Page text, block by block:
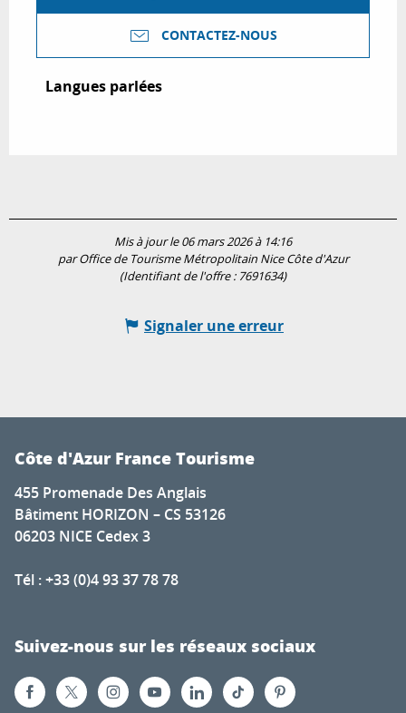
CONTACTEZ-NOUS
Langues parlées
Langues parlées
Mis à jour le 06 mars 2026 à 14:16
par Office de Tourisme Métropolitain Nice Côte d'Azur
(Identifiant de l'offre : 7691634)
Signaler une erreur
Côte d'Azur France Tourisme
455 Promenade Des Anglais
Bâtiment HORIZON – CS 53126
06203 NICE Cedex 3
Tél : +33 (0)4 93 37 78 78
Suivez-nous sur les réseaux sociaux